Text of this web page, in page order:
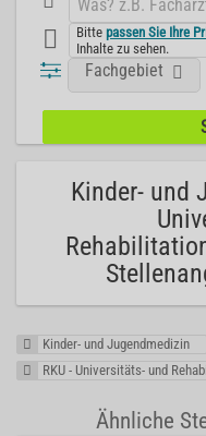
Bittepassen Sie Ihre
Inhalte zu sehen.
Fachgebiet
Kinder- und
Kinder- und Jugendmedizin
RKU - Universitäts- und
Ähnliche